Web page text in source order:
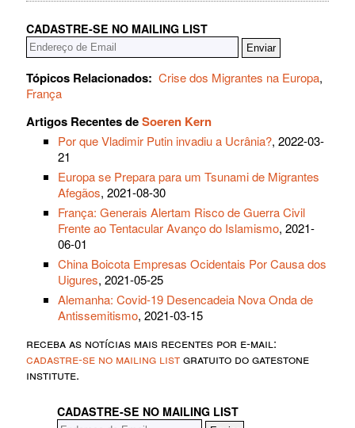
CADASTRE-SE NO MAILING LIST
Tópicos Relacionados: Crise dos Migrantes na Europa,
França
Artigos Recentes deSoeren Kern
Por que Vladimir Putin invadiu a Ucrânia?, 2022-03-
21
Europa se Prepara para um Tsunami de Migrantes
Afegãos, 2021-08-30
França: Generais Alertam Risco de Guerra Civil
Frente ao Tentacular Avanço do Islamismo, 2021-
06-01
China Boicota Empresas Ocidentais Por Causa dos
Uigures, 2021-05-25
Alemanha: Covid-19 Desencadeia Nova Onda de
Antissemitismo, 2021-03-15
receba as notícias mais recentes por e-mail:
cadastre-se no mailing listgratuito do gatestone
institute.
CADASTRE-SE NO MAILING LIST